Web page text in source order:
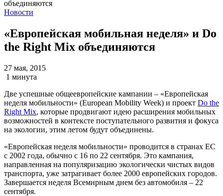
Новости
«Европейская мобильная неделя» и Do
the Right Mix объединяются
27 мая, 2015
1 минута
Две успешные общеевропейские кампании – «Европейская
неделя мобильности» (European Mobility Week) и проект Do the
Right Mix, которые продвигают идею расширения мобильных
возможностей в контексте поступательного развития и фокуса
на экологии, этим летом будут объединены.
«Европейская неделя мобильности» проводится в странах ЕС
с 2002 года, обычно с 16 по 22 сентября. Это кампания,
направленная на популяризацию экологически чистых видов
транспорта, уже затрагивает более 2000 европейских городов.
Завершается неделя Всемирным днем без автомобиля – 22
сентября.